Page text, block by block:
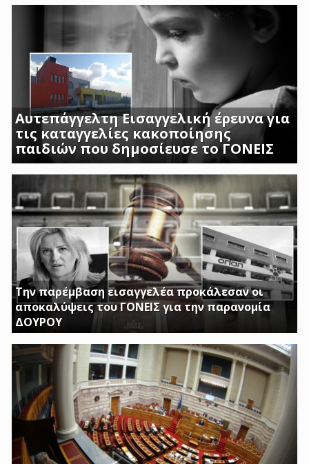
Αυτεπάγγελτη Εισαγγελική έρευνα για
τις καταγγελίες κακοποίησης
παιδιών που δημοσίευσε το ΓΟΝΕΙΣ
ΣΟΚΑΡΟΥΝ ΟΙ ΜΑΡΤΥΡΙΕΣ ΓΟΝΕΩΝ ΚΑΙ
ΠΡΟΣΩΠΙΚΟΥ ΤΟΥ Β ΒΡΕΦΙΚΟΥ ΣΤΑΘΜΟΥ
ΑΣΠΡΟΠΥΡΓΟΥ
Την παρέμβαση εισαγγελέα προκάλεσαν οι
αποκαλύψεις του ΓΟΝΕΙΣ για την παρανομία
ΔΟΥΡΟΥ
ΤΗΝ ΩΡΑ ΠΟΥ ΚΤΙΡΙΑ ΤΟΥ ΔΗΜΟΣΙΟΥ ΠΑΡΑΜΕΝΟΥΝ ΚΛΕΙΣΤΑ
Η ΔΟΥΡΟΥ ΔΙΝΕΙ 20 ΕΚΚΑΤΟΜΥΡΙΑ ΓΙΑ ΑΓΟΡΑ